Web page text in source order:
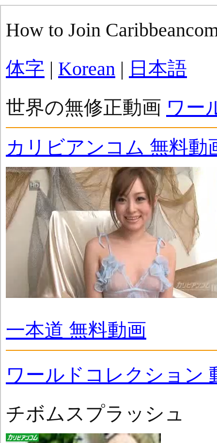
How to Join
体字 | Korean | 日本語
世界の無修正動画 ワー
カリビアンコム 無料動
一本道 無料動画
ワールドコレクション
チボムスプラッシュ